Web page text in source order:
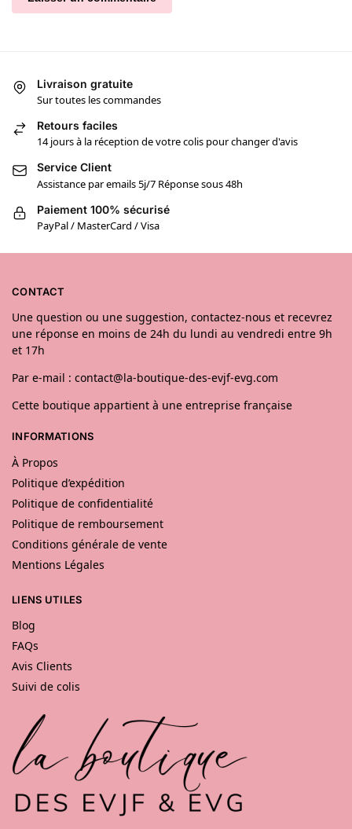
Livraison gratuite
Sur toutes les commandes
Retours faciles
14 jours à la réception de votre colis pour changer d'avis
Service Client
Assistance par emails 5j/7 Réponse sous 48h
Paiement 100% sécurisé
PayPal / MasterCard / Visa
CONTACT
Une question ou une suggestion, contactez-nous et recevrez
une réponse en moins de 24h du lundi au vendredi entre 9h
et 17h
Par e-mail : contact@la-boutique-des-evjf-evg.com
Cette boutique appartient à une entreprise française
INFORMATIONS
À Propos
Politique d’expédition
Politique de confidentialité
Politique de remboursement
Conditions générale de vente
Mentions Légales
LIENS UTILES
Blog
FAQs
Avis Clients
Suivi de colis